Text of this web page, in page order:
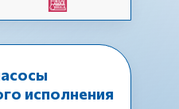
исполнения